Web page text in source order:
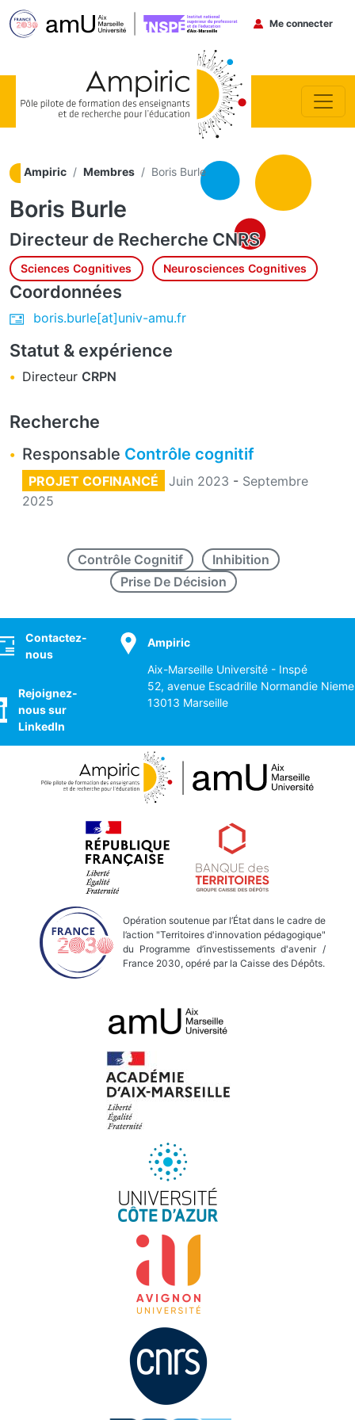
Menu du
Me connecter
Ampiric Membres Boris Burle
Boris Burle
Directeur de Recherche CNRS
Sciences Cognitives Neurosciences Cognitives
Coordonnées
boris.burle[at]univ-amu.fr
Statut & expérience
Directeur CRPN
Recherche
Responsable Contrôle cognitif
PROJET COFINANCÉ Juin 2023 - Septembre
2025
Contrôle Cognitif
Inhibition
Prise De Décision
Contactez-
nous
Rejoignez-
nous sur
LinkedIn
Ampiric
Aix-Marseille Université - Inspé
52, avenue Escadrille Normandie
13013 Marseille
Opération soutenue par l’État dans le cadre de
l’action "Territoires d'innovation pédagogique"
du Programme d’investissements d'avenir /
France 2030, opéré par la Caisse des Dépôts.